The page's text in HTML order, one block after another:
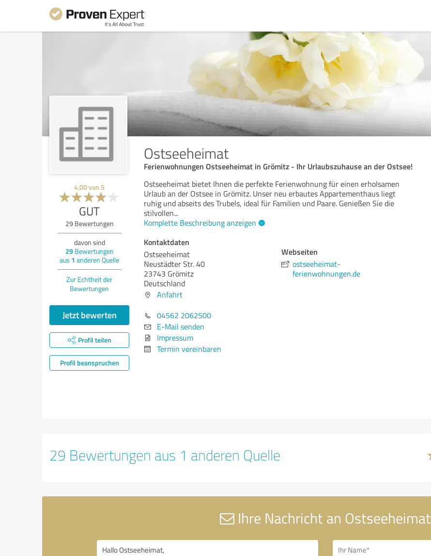
Ostseeheimat
Ferienwohnungen Ostseeheimat in Grömitz - Ihr Urlaubszuhause an der Ostsee!
4,00von 5
GUT
29 Bewertungen
davon sind
29Bewertungen
aus 1 anderen Quelle
Zur Echtheit der
Bewertungen
Jetzt bewerten
Profil teilen
Profil beanspruchen
Ostseeheimat bietet Ihnen die perfekte Ferienwohnung für einen erholsamen
Urlaub an der Ostsee in Grömitz. Unser neu erbautes Appartementhaus liegt
ruhig und abseits des Trubels, ideal für Familien und Paare. Genießen Sie die
stilvollen...
Komplette Beschreibung anzeigen
Kontaktdaten
Ostseeheimat
Neustädter Str. 40
23743 Grömitz
Deutschland
Anfahrt
04562 2062500
E-Mail senden
Impressum
Termin vereinbaren
Webseiten
ostseeheimat-
ferienwohnungen.de
29 Bewertungen aus 1 anderen Quelle
Ihre Nachricht an Ostseeheimat